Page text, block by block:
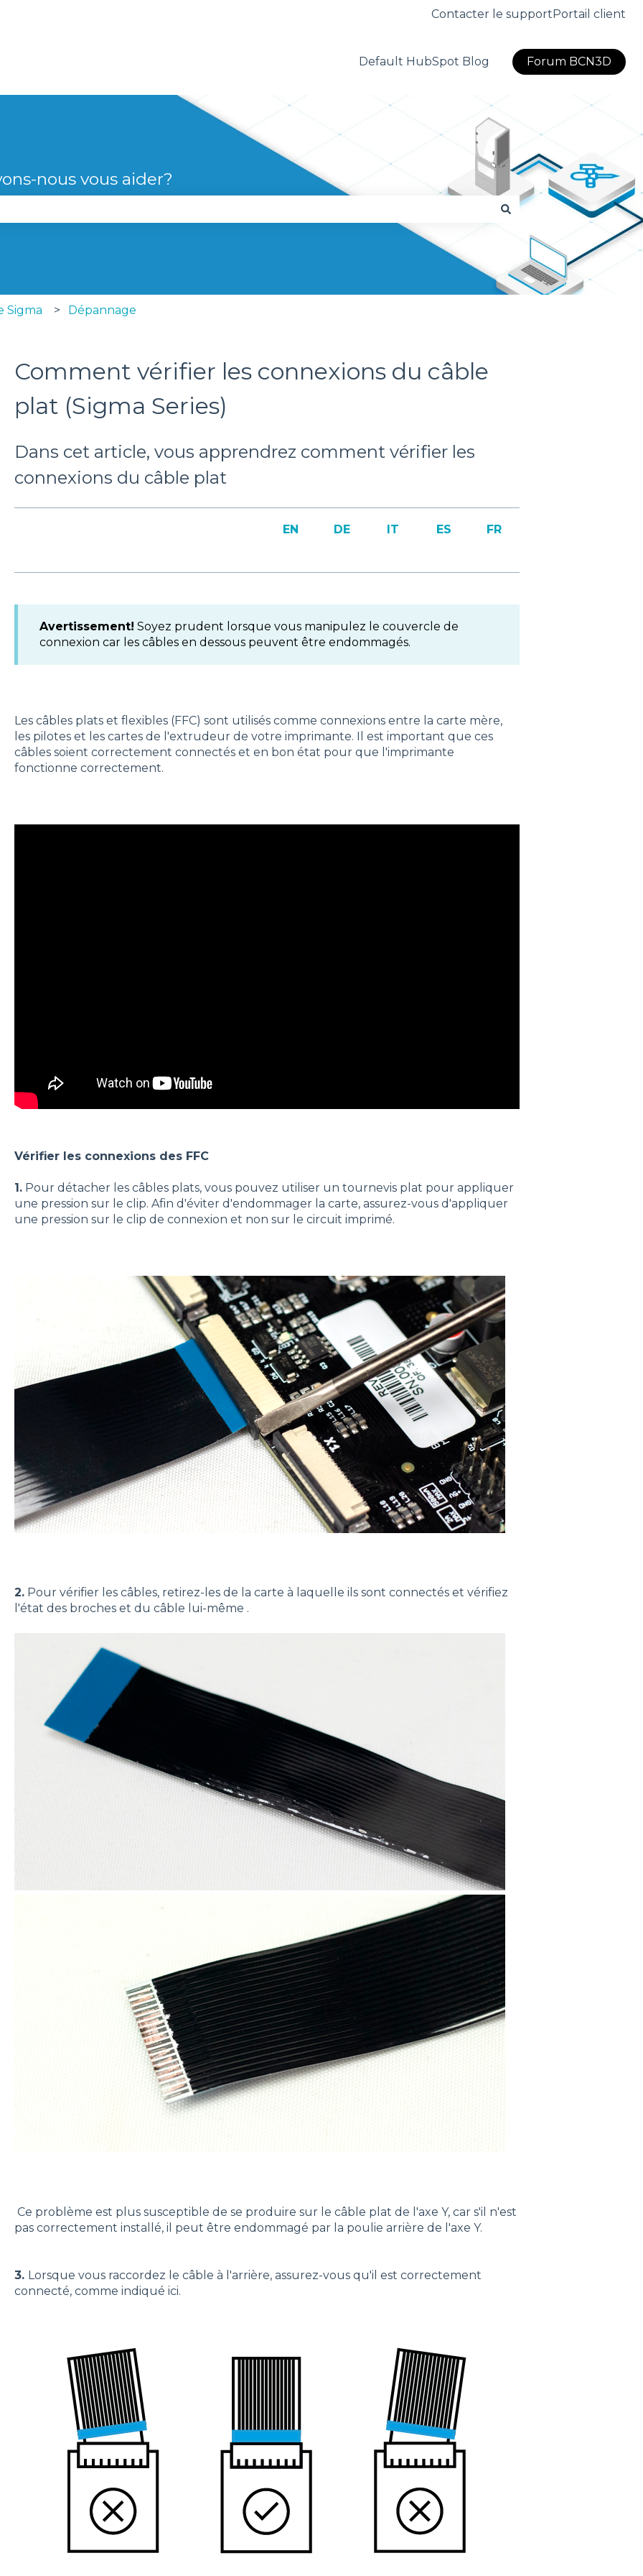
Contacter le supportPortail client
Default HubSpot Blog Forum BCN3D
nous vous aider?
champ de recherche est vide.
Sigma Dépannage
Comment vérifier les connexions du câble
plat (Sigma Series)
Dans cet article, vous apprendrez comment vérifier les
connexions du câble plat
EN DE IT ES FR
Avertissement! Soyez prudent lorsque vous manipulez le couvercle de
connexion car les câbles en dessous peuvent être endommagés.
Les câbles plats et flexibles (FFC) sont utilisés comme connexions entre la carte mère,
les pilotes et les cartes de l'extrudeur de votre imprimante. Il est important que ces
câbles soient correctement connectés et en bon état pour que l'imprimante
fonctionne correctement.
Vérifier les connexions des FFC
1.Pour détacher les câbles plats, vous pouvez utiliser un tournevis plat pour appliquer
une pression sur le clip. Afin d'éviter d'endommager la carte, assurez-vous d'appliquer
une pression sur le clip de connexion et non sur le circuit imprimé.
2.Pour vérifier les câbles, retirez-les de la carte à laquelle ils sont connectés et vérifiez
l'état des broches et du câble lui-même .
Ce problème est plus susceptible de se produire sur le câble plat de l'axe Y, car s'il n'est
pas correctement installé, il peut être endommagé par la poulie arrière de l'axe Y.
3. Lorsque vous raccordez le câble à l'arrière, assurez-vous qu'il est correctement
connecté, comme indiqué ici.